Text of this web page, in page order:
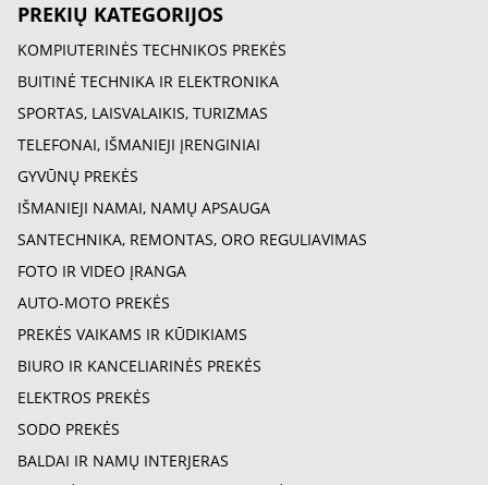
PREKIŲ KATEGORIJOS
KOMPIUTERINĖS TECHNIKOS PREKĖS
BUITINĖ TECHNIKA IR ELEKTRONIKA
SPORTAS, LAISVALAIKIS, TURIZMAS
TELEFONAI, IŠMANIEJI ĮRENGINIAI
GYVŪNŲ PREKĖS
IŠMANIEJI NAMAI, NAMŲ APSAUGA
SANTECHNIKA, REMONTAS, ORO REGULIAVIMAS
FOTO IR VIDEO ĮRANGA
AUTO-MOTO PREKĖS
PREKĖS VAIKAMS IR KŪDIKIAMS
BIURO IR KANCELIARINĖS PREKĖS
ELEKTROS PREKĖS
SODO PREKĖS
BALDAI IR NAMŲ INTERJERAS